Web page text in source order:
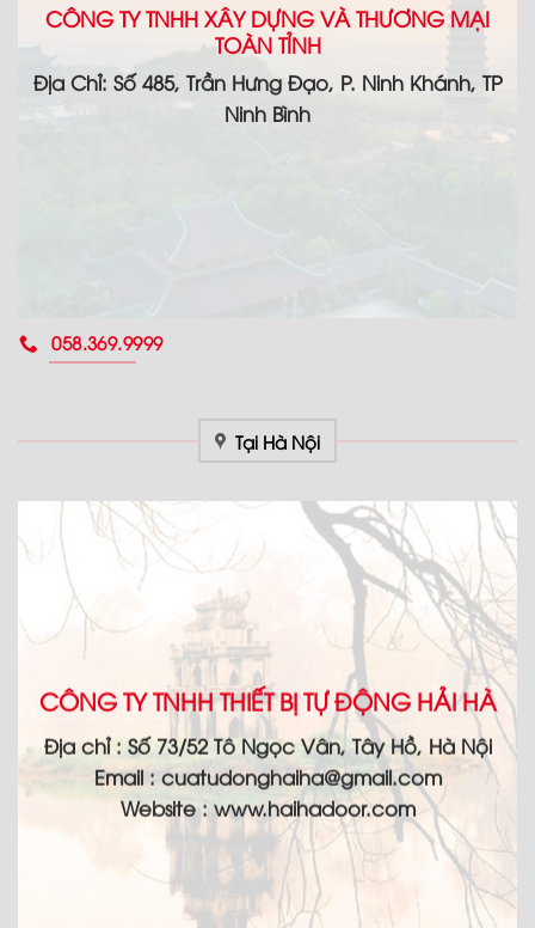
CÔNG TY TNHH XÂY DỰNG VÀ THƯƠNG MẠI
TOÀN TỈNH
Địa Chỉ: Số 485, Trần Hưng Đạo, P. Ninh Khánh, TP
Ninh Bình
058.369.9999
Tại Hà Nội
CÔNG TY TNHH THIẾT BỊ TỰ ĐỘNG HẢI HÀ
Địa chỉ :Số 73/52 Tô Ngọc Vân, Tây Hồ, Hà Nội
Email :cuatudonghaiha@gmail.com
Website : www.haihadoor.com